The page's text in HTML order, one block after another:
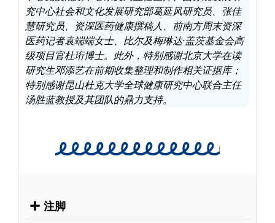
究中心社会和文化发展研究部葛延风研究员、张佳
慧研究员、资深医药健康撰稿人、前南方周末资深
医药记者袁端端女士、比尔及梅琳达·盖茨基金会高
级项目官杜珩博士。此外，特别感谢北京大学在读
研究生邓添艺在前期收集整理和制作相关证据库；
特别感谢昆山杜克大学全球健康研究中心联合主任
汤胜蓝教授及其团队的鼎力支持。
注脚